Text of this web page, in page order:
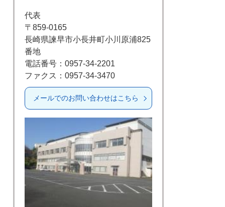
代表
〒859-0165
長崎県諫早市小長井町小川原浦825
番地
電話番号：0957-34-2201
ファクス：0957-34-3470
メールでのお問い合わせはこちら